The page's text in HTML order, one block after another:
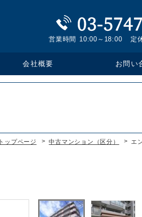
営業時間 10:00～18:00 定
会社概要 お問い
トップページ 中古マンション（区分） エ